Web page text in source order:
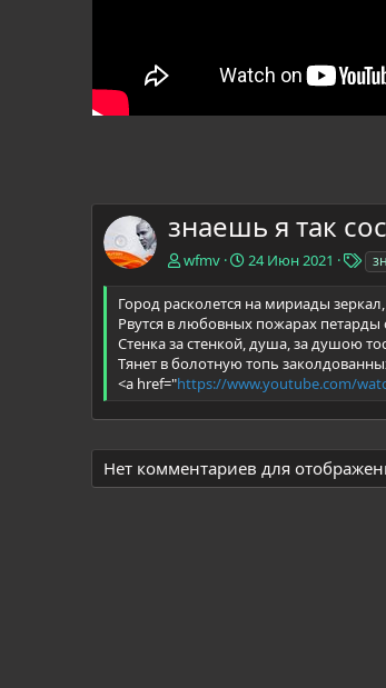
знаешь я так
wfmv 24 Июн 2021
Т
е
г
и
Город расколется на мириады зеркал,
Рвутся в любовных пожарах петарды
Стенка за стенкой, душа, за душою
Тянет в болотную топь
<a href="https://www.youtube.com/
Нет комментариев для